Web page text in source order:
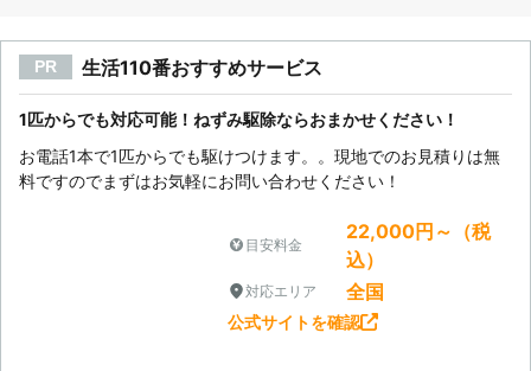
PR 生活110番おすすめサービス
1匹からでも対応可能！ねずみ駆除ならおまかせください！
お電話1本で1匹からでも駆けつけます。。現地でのお見積りは無
料ですのでまずはお気軽にお問い合わせください！
目安料金
22,000円～（税
込）
対応エリア 全国
公式サイトを確認